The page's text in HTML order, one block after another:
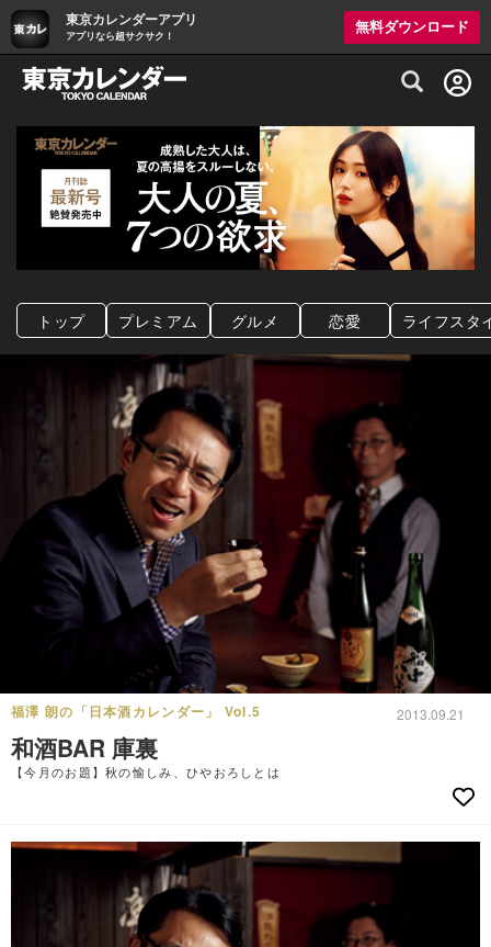
東京カレンダーアプリ
アプリなら超サクサク！
無料ダウンロード
グルメ情報・プレミアムレストラン予約
トップ プレミアム グルメ 恋愛 ライフスタ
福澤 朗の「日本酒カレンダー」 Vol.5 2013.09.21
和酒BAR 庫裏
【今月のお題】秋の愉しみ、ひやおろしとは